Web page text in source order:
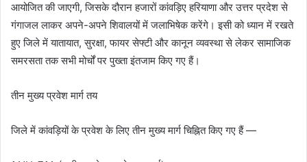
आयोजित की जाएगी, जिसके दौरान हजारों कांवड़िए हरियाणा और उत्तर प्रदेश से
गंगाजल लाकर अपने-अपने शिवालयों में जलाभिषेक करेंगे। इसी को ध्यान में रखते
हुए जिले में यातायात, सुरक्षा, फायर सेफ्टी और कानून व्यवस्था से लेकर सामाजिक
समरसता तक सभी मोर्चों पर पुख्ता इंतजाम किए गए हैं।
तीन मुख्य प्रवेश मार्ग तय
जिले में कांवड़ियों के प्रवेश के लिए तीन मुख्य मार्ग चिह्नित किए गए हैं —